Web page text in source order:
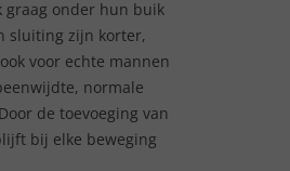
graag onder hun buik
sluiting zijn korter,
voor echte mannen
normale
de toevoeging van
bij elke beweging